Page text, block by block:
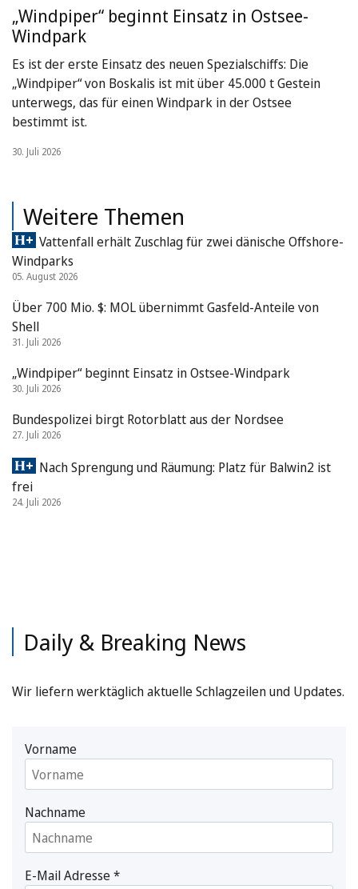
„Windpiper“ beginnt Einsatz in Ostsee-
Windpark
Es ist der erste Einsatz des neuen Spezialschiffs: Die
„Windpiper“ von Boskalis ist mit über 45.000 t Gestein
unterwegs, das für einen Windpark in der Ostsee
bestimmt ist.
30. Juli 2026
Weitere Themen
Vattenfall erhält Zuschlag für zwei dänische Offshore-
Windparks
05. August 2026
Über 700 Mio. $: MOL übernimmt Gasfeld-Anteile von
Shell
31. Juli 2026
„Windpiper“ beginnt Einsatz in Ostsee-Windpark
30. Juli 2026
Bundespolizei birgt Rotorblatt aus der Nordsee
27. Juli 2026
Nach Sprengung und Räumung: Platz für Balwin2 ist
frei
24. Juli 2026
Daily & Breaking News
Wir liefern werktäglich aktuelle Schlagzeilen und Updates.
Vorname
Nachname
E-Mail Adresse*